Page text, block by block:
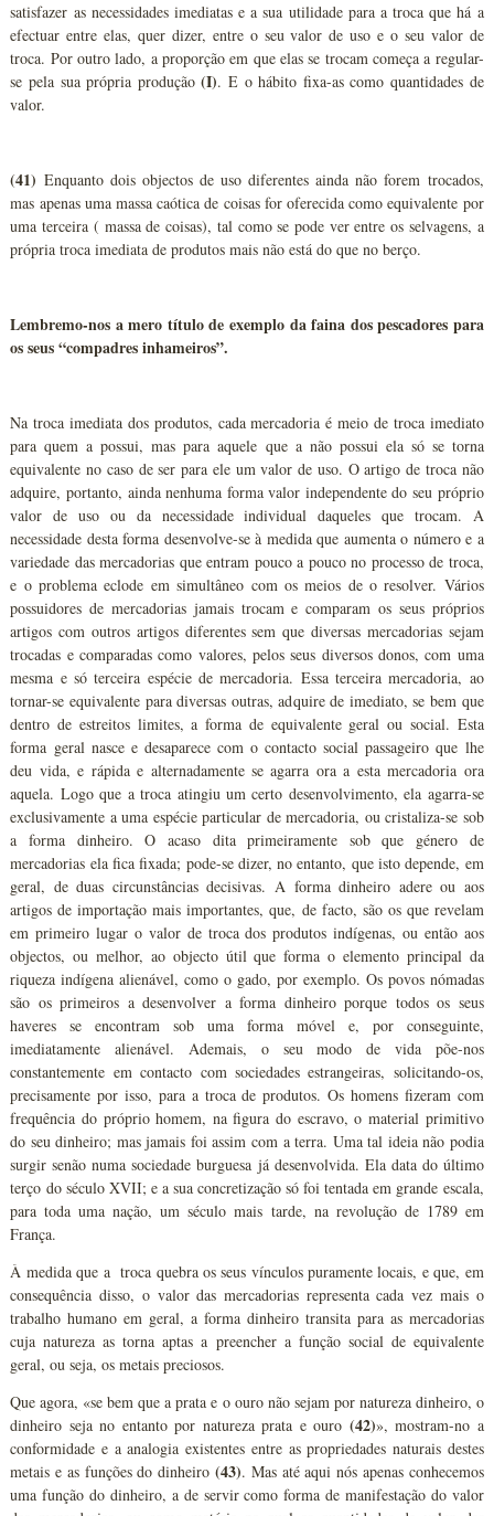
satisfazer as necessidades imediatas e a sua utilidade para a troca que há a
efectuar entre elas, quer dizer, entre o seu valor de uso e o seu valor de
troca. Por outro lado, a proporção em que elas se trocam começa a regular-
se pela sua própria produção(I). E o hábito fixa-as como quantidades de
valor.
(41) Enquanto dois objectos de uso diferentes ainda não forem trocados,
mas apenas uma massa caótica de coisas for oferecida como equivalente por
uma terceira ( massa de coisas), tal como se pode ver entre os selvagens, a
própria troca imediata de produtos mais não está do que no berço.
Lembremo-nos a mero título de exemplo da faina dos pescadores para
os seus “compadres inhameiros”.
Na troca imediata dos produtos, cada mercadoria é meio de troca imediato
para quem a possui, mas para aquele que a não possui ela só se torna
equivalente no caso de ser para ele um valor de uso. O artigo de troca não
adquire, portanto, ainda nenhuma forma valor independente do seu próprio
valor de uso ou da necessidade individual daqueles que trocam. A
necessidade desta forma desenvolve-se à medida que aumenta o número e a
variedade das mercadorias que entram pouco a pouco no processo de troca,
e o problema eclode em simultâneo com os meios de o resolver. Vários
possuidores de mercadorias jamais trocam e comparam os seus próprios
artigos com outros artigos diferentes sem que diversas mercadorias sejam
trocadas e comparadas como valores, pelos seus diversos donos, com uma
mesma e só terceira espécie de mercadoria. Essa terceira mercadoria, ao
tornar-se equivalente para diversas outras, adquire de imediato, se bem que
dentro de estreitos limites, a forma de equivalente geral ou social. Esta
forma geral nasce e desaparece com o contacto social passageiro que lhe
deu vida, e rápida e alternadamente se agarra ora a esta mercadoria ora
aquela. Logo que a troca atingiu um certo desenvolvimento, ela agarra-se
exclusivamente a uma espécie particular de mercadoria, ou cristaliza-se sob
a forma dinheiro. O acaso dita primeiramente sob que género de
mercadorias ela fica fixada; pode-se dizer, no entanto, que isto depende, em
geral, de duas circunstâncias decisivas. A forma dinheiro adere ou aos
artigos de importação mais importantes, que, de facto, são os que revelam
em primeiro lugar o valor de troca dos produtos indígenas, ou então aos
objectos, ou melhor, ao objecto útil que forma o elemento principal da
riqueza indígena alienável, como o gado, por exemplo. Os povos nómadas
são os primeiros a desenvolver a forma dinheiro porque todos os seus
haveres se encontram sob uma forma móvel e, por conseguinte,
imediatamente alienável. Ademais, o seu modo de vida põe-nos
constantemente em contacto com sociedades estrangeiras, solicitando-os,
precisamente por isso, para a troca de produtos. Os homens fizeram com
frequência do próprio homem, na figura do escravo, o material primitivo
do seu dinheiro; mas jamais foi assim com a terra. Uma tal ideia não podia
surgir senão numa sociedade burguesa já desenvolvida. Ela data do último
terço do século XVII; e a sua concretização só foi tentada em grande escala,
para toda uma nação, um século mais tarde, na revolução de 1789 em
França.
À medida que a troca quebra os seus vínculos puramente locais, e que, em
consequência disso, o valor das mercadorias representa cada vez mais o
trabalho humano em geral, a forma dinheiro transita para as mercadorias
cuja natureza as torna aptas a preencher a função social de equivalente
geral, ou seja, os metais preciosos.
Que agora, «se bem que a prata e o ouro não sejam por natureza dinheiro, o
dinheiro seja no entanto por natureza prata e ouro (42)», mostram-no a
conformidade e a analogia existentes entre as propriedades naturais destes
metais e as funções do dinheiro (43). Mas até aqui nós apenas conhecemos
uma função do dinheiro, a de servir como forma de manifestação do valor